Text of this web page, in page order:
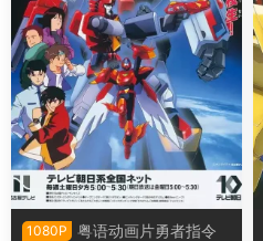
1080P
粤语动画片勇者指令